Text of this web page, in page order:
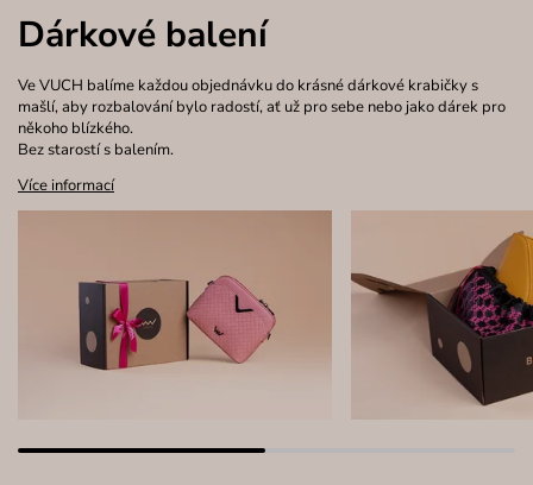
Dárkové balení
Ve VUCH balíme každou objednávku do krásné dárkové krabičky s
mašlí, aby rozbalování bylo radostí, ať už pro sebe nebo jako dárek pro
někoho blízkého.
Bez starostí s balením.
Více informací